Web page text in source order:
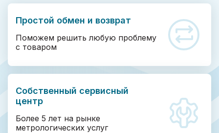
Простой обмен и возврат
Поможем решить любую проблему
с товаром
Собственный сервисный
центр
Более 5 лет на рынке
метрологических услуг